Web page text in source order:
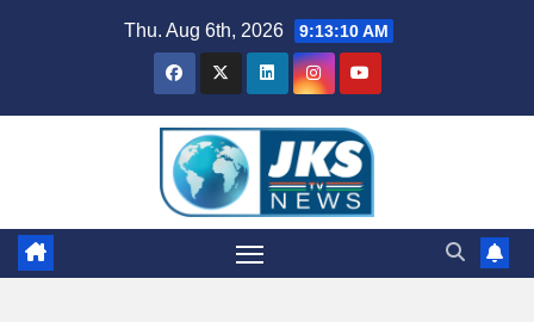
Thu. Aug 6th, 2026 9:13:11 AM